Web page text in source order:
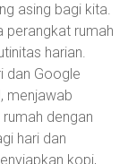
asing bagi kita.
perangkat rumah
harian.
dan Google
menjawab
dengan
hari dan
kopi,